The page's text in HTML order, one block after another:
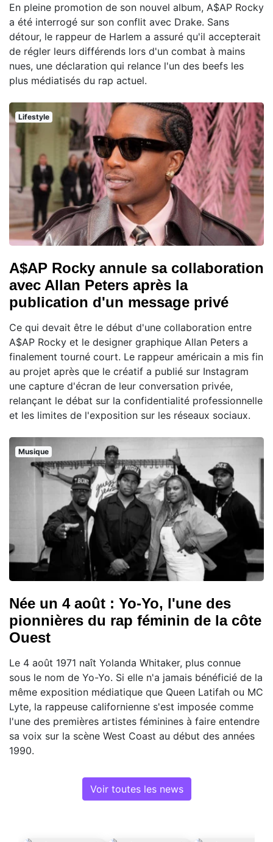
En pleine promotion de son nouvel album, A$AP Rocky
a été interrogé sur son conflit avec Drake. Sans
détour, le rappeur de Harlem a assuré qu'il accepterait
de régler leurs différends lors d'un combat à mains
nues, une déclaration qui relance l'un des beefs les
plus médiatisés du rap actuel.
Lifestyle
A$AP Rocky annule sa collaboration
avec Allan Peters après la
publication d'un message privé
Ce qui devait être le début d'une collaboration entre
A$AP Rocky et le designer graphique Allan Peters a
finalement tourné court. Le rappeur américain a mis fin
au projet après que le créatif a publié sur Instagram
une capture d'écran de leur conversation privée,
relançant le débat sur la confidentialité professionnelle
et les limites de l'exposition sur les réseaux sociaux.
Musique
Née un 4 août : Yo-Yo, l'une des
pionnières du rap féminin de la côte
Ouest
Le 4 août 1971 naît Yolanda Whitaker, plus connue
sous le nom de Yo-Yo. Si elle n'a jamais bénéficié de la
même exposition médiatique que Queen Latifah ou MC
Lyte, la rappeuse californienne s'est imposée comme
l'une des premières artistes féminines à faire entendre
sa voix sur la scène West Coast au début des années
1990.
Voir toutes les news